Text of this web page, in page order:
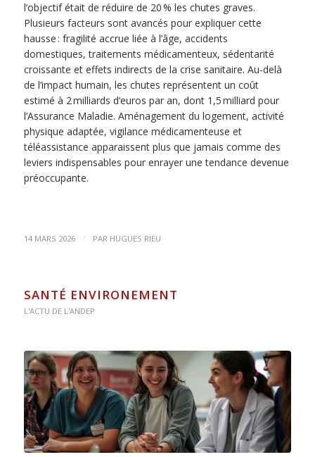
l’objectif était de réduire de 20 % les chutes graves.
Plusieurs facteurs sont avancés pour expliquer cette
hausse : fragilité accrue liée à l’âge, accidents
domestiques, traitements médicamenteux, sédentarité
croissante et effets indirects de la crise sanitaire. Au‑delà
de l’impact humain, les chutes représentent un coût
estimé à 2 milliards d’euros par an, dont 1,5 milliard pour
l’Assurance Maladie. Aménagement du logement, activité
physique adaptée, vigilance médicamenteuse et
téléassistance apparaissent plus que jamais comme des
leviers indispensables pour enrayer une tendance devenue
préoccupante.
14 MARS 2026 / PAR HUGUES RIEU
SANTÉ ENVIRONEMENT
L'ACTU DE L'ANDEP